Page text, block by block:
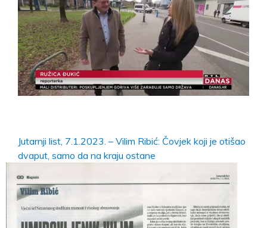
Jutarnji list, 7.1.2023. – Vilim Ribić: Čovjek koji je otišao
dvaput, samo da na kraju ostane